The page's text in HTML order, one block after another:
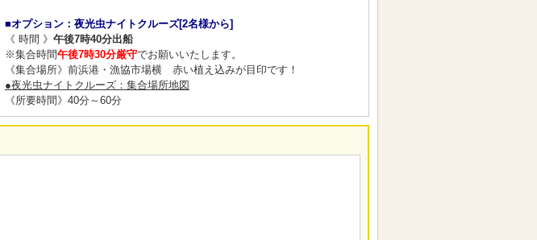
■オプション：夜光虫ナイトクルーズ[2名様から]
《 時間 》 午後7時40分出船
※集合時間午後7時30分厳守でお願いいたします。
《集合場所》前浜港・漁協市場横 赤い植え込みが目印です！
●夜光虫ナイトクルーズ：集合場所地図
《所要時間》40分～60分